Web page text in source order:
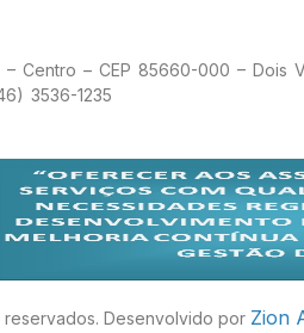
Centro – CEP 85660-000 – Dois
3536-1235
Desenvolvido por Zion